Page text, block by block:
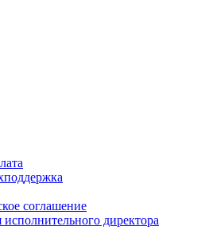
соглашение
исполнительного директора